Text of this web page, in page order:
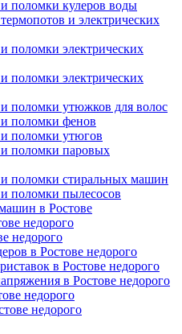
поломки кулеров воды
и электрических
поломки электрических
поломки электрических
поломки утюжков для волос
поломки фенов
поломки утюгов
поломки паровых
поломки стиральных машин
поломки пылесосов
в Ростове
недорого
недорого
в Ростове недорого
в Ростове недорого
в Ростове недорого
недорого
недорого